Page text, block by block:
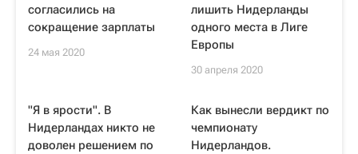
согласились на
сокращение зарплаты
24 мая 2020
лишить Нидерланды
одного места в Лиге
Европы
30 апреля 2020
"Я в ярости". В
Нидерландах никто не
доволен решением по
Как вынесли вердикт по
чемпионату
Нидерландов.